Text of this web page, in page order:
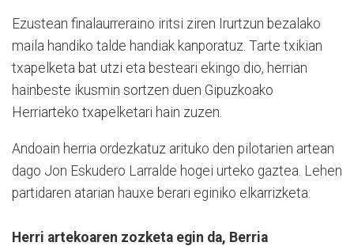
Ezustean finalaurreraino iritsi ziren Irurtzun bezalako
maila handiko talde handiak kanporatuz. Tarte txikian
txapelketa bat utzi eta besteari ekingo dio, herrian
hainbeste ikusmin sortzen duen Gipuzkoako
Herriarteko txapelketari hain zuzen.
Andoain herria ordezkatuz arituko den pilotarien artean
dago Jon Eskudero Larralde hogei urteko gaztea. Lehen
partidaren atarian hauxe berari eginiko elkarrizketa:
Herri artekoaren zozketa egin da, Berria